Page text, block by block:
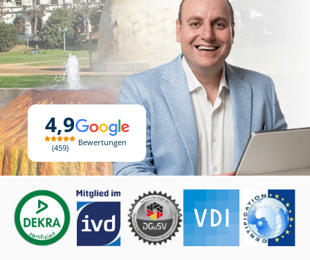
4,9
459
Bewertungen